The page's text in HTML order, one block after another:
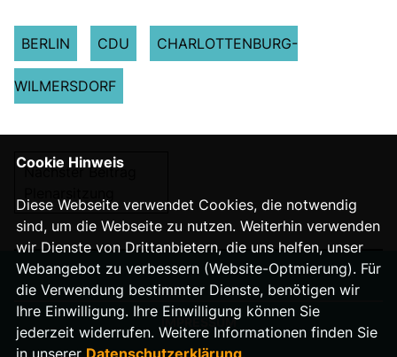
BERLIN CDU CHARLOTTENBURG-
WILMERSDORF
Nächster Beitrag
IMPRESSUM
Cookie Hinweis
Diese Webseite verwendet Cookies, die notwendig
sind, um die Webseite zu nutzen. Weiterhin verwenden
wir Dienste von Drittanbietern, die uns helfen, unser
Webangebot zu verbessern (Website-Optmierung). Für
die Verwendung bestimmter Dienste, benötigen wir
Ihre Einwilligung. Ihre Einwilligung können Sie
jederzeit widerrufen. Weitere Informationen finden Sie
in unserer Datenschutzerklärung.